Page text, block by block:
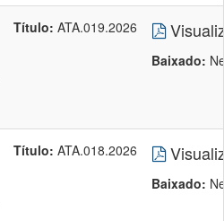
Título: ATA.019.2026
Baixado:
Título: ATA.018.2026
Baixado: